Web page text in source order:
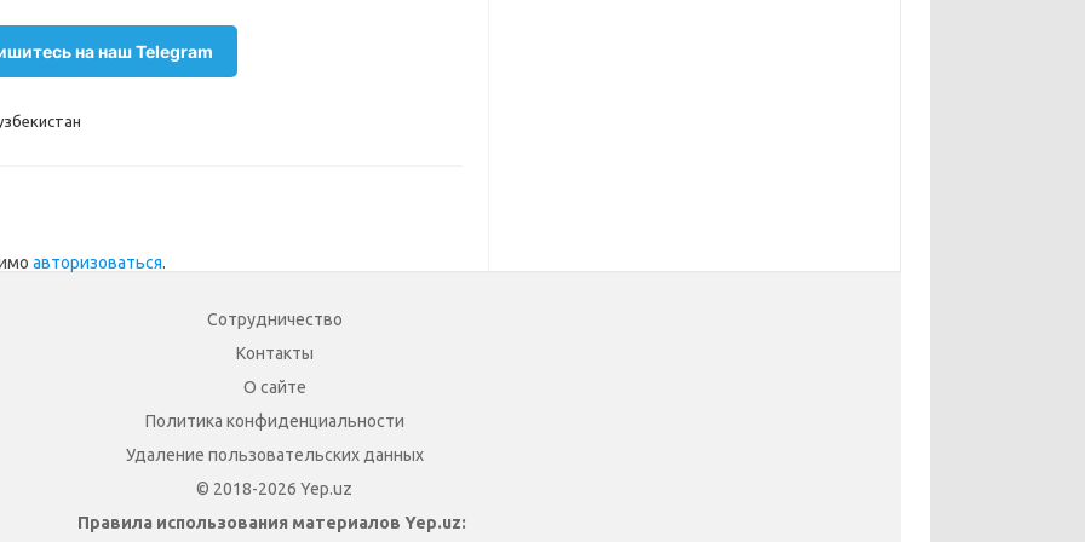
на наш Telegram
авторизоваться.
Сотрудничество
Контакты
О сайте
Политика конфиденциальности
Удаление пользовательских данных
© 2018-2026 Yep.uz
Правила использования материалов Yep.uz: